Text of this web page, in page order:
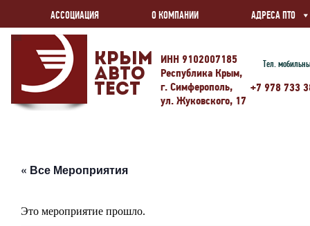
АССОЦИАЦИЯ О КОМПАНИИ АДРЕСА ПТО
Крым
Авто
Тест
ИНН 9102007185
Республика Крым,
г. Симферополь,
ул. Жуковского, 17
Тел.
+7 978 733
« Все Мероприятия
Это мероприятие прошло.